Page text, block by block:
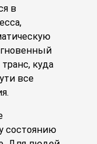
в
куда
все
состоянию